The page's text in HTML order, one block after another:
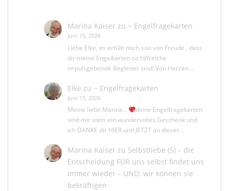
Marina Kaiserzu ~ Engelfragekarten
Juni 15, 2026
Liebe Elke, es erfüllt mich soo von Freude , dass
dir meine Engelkarten so hilfreiche
impulsgebende Begleiter sind! Von Herzen…
Elke zu ~ Engelfragekarten
Juni 15, 2026
Meine liebe Marina...
deine Engelfragekarten
sind mir stets ein wundervolles Geschenk und
ich DANKE dir HIER und JETZT an dieser…
Marina Kaiserzu Selbstliebe (5) – die
Entscheidung FÜR uns selbst findet uns
immer wieder – UND: wir können sie
bekräftigen